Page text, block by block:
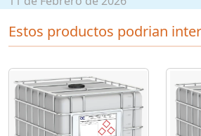
Estos productos podrian